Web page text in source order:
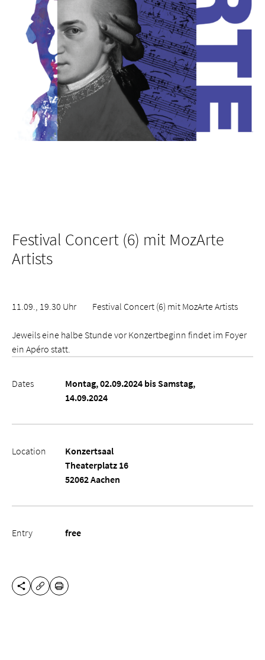
Festival Concert (6) mit MozArte
Artists
11.09., 19.30 Uhr Festival Concert (6) mit MozArte Artists
Jeweils eine halbe Stunde vor Konzertbeginn findet im Foyer
ein Apéro statt.
Dates
Montag, 02.09.2024 bis Samstag,
14.09.2024
Location
Konzertsaal
Theaterplatz 16
52062 Aachen
Entry free
SHARE THIS PAGE
COPY URL
PRINT